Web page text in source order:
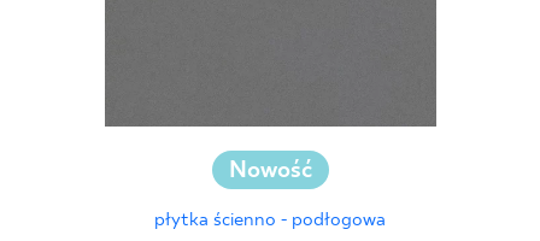
Nowość
płytka ścienno - podłogowa